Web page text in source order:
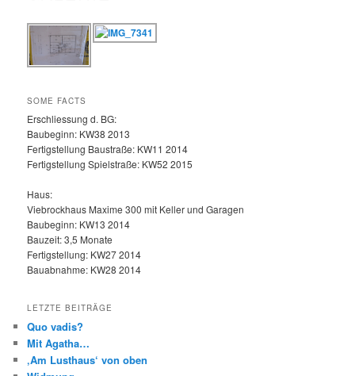
SOME FACTS
Erschliessung d. BG:
Baubeginn: KW38 2013
Fertigstellung Baustraße: KW11 2014
Fertigstellung Spielstraße: KW52 2015
Haus:
Viebrockhaus Maxime 300 mit Keller und Garagen
Baubeginn: KW13 2014
Bauzeit: 3,5 Monate
Fertigstellung: KW27 2014
Bauabnahme: KW28 2014
LETZTE BEITRÄGE
Quo vadis?
Mit Agatha…
‚Am Lusthaus‘ von oben